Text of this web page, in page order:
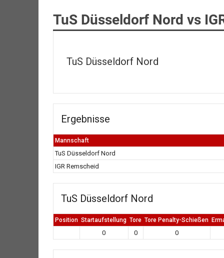
TuS Düsseldorf Nord vs
TuS Düsseldorf Nord
Ergebnisse
Mannschaft
TuS Düsseldorf Nord
IGR Remscheid
TuS Düsseldorf Nord
Position Startaufstellung Tore Tore Penalty-Schießen
0 0 0